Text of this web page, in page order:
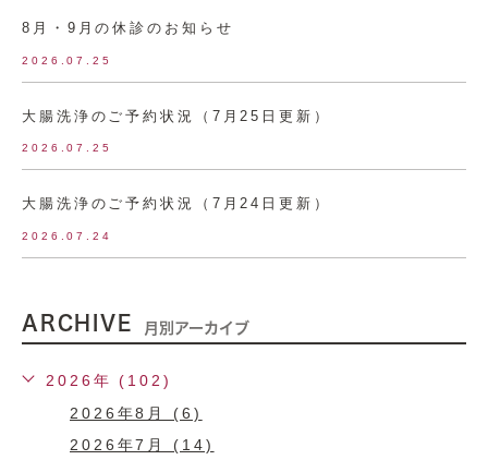
8月・9月の休診のお知らせ
2026.07.25
大腸洗浄のご予約状況（7月25日更新）
2026.07.25
大腸洗浄のご予約状況（7月24日更新）
2026.07.24
ARCHIVE 月別アーカイブ
2026年 (102)
2026年8月 (6)
2026年7月 (14)